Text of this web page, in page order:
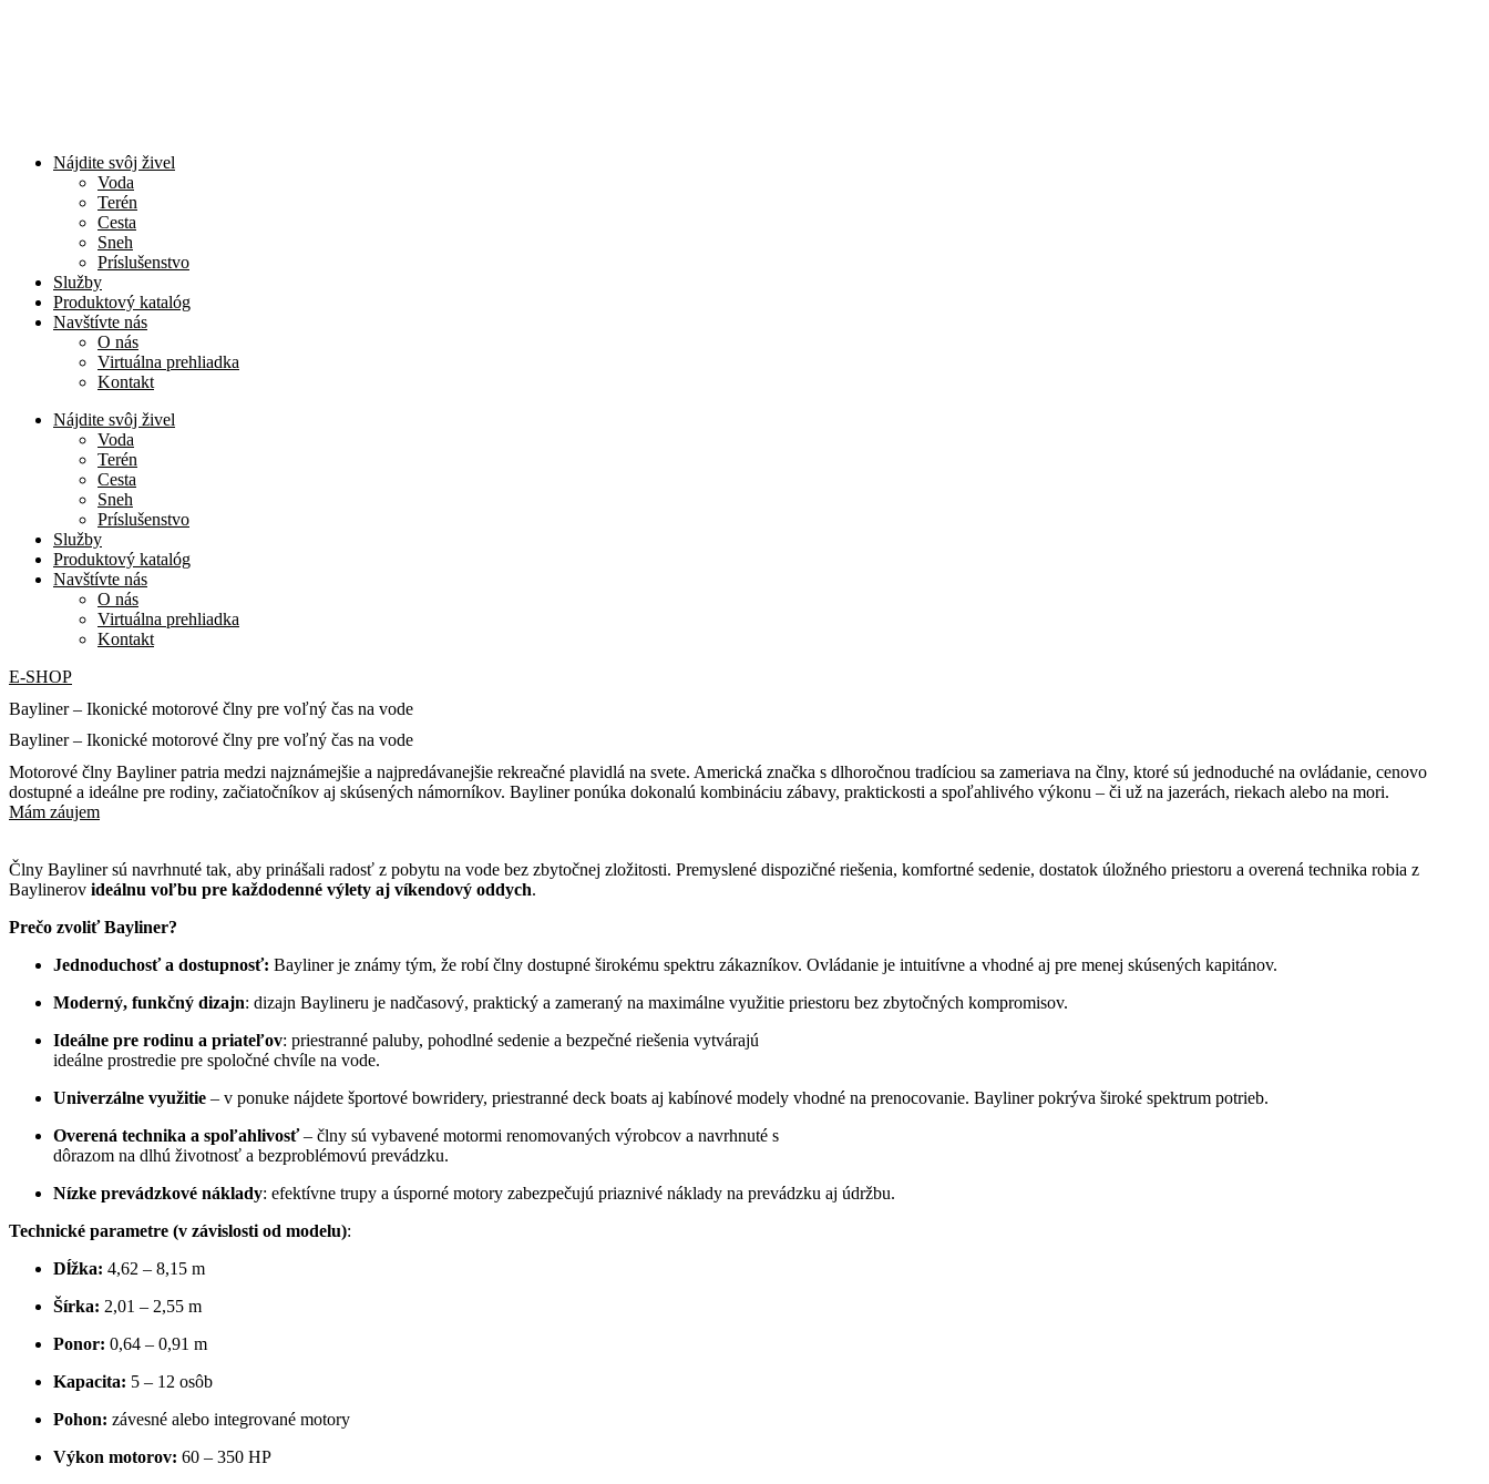
Nájdite svôj živel
Voda
Terén
Cesta
Sneh
Príslušenstvo
Služby
Produktový katalóg
Navštívte nás
O nás
Virtuálna prehliadka
Kontakt
Nájdite svôj živel
Voda
Terén
Cesta
Sneh
Príslušenstvo
Služby
Produktový katalóg
Navštívte nás
O nás
Virtuálna prehliadka
Kontakt
E-SHOP
Bayliner – Ikonické motorové člny pre voľný čas na vode
Bayliner – Ikonické motorové člny pre voľný čas na vode
Motorové člny Bayliner patria medzi najznámejšie a najpredávanejšie rekreačné plavidlá na svete. Americká značka s dlhoročnou tradíciou sa zameriava na člny, ktoré sú jednoduché na ovládanie, cenovo
dostupné a ideálne pre rodiny, začiatočníkov aj skúsených námorníkov. Bayliner ponúka dokonalú kombináciu zábavy, praktickosti a spoľahlivého výkonu – či už na jazerách, riekach alebo na mori.
Mám záujem
Člny Bayliner sú navrhnuté tak, aby prinášali radosť z pobytu na vode bez zbytočnej zložitosti. Premyslené dispozičné riešenia, komfortné sedenie, dostatok úložného priestoru a overená technika robia z
Baylinerov ideálnu voľbu pre každodenné výlety aj víkendový oddych.
Prečo zvoliť Bayliner?
Jednoduchosť a dostupnosť: Bayliner je známy tým, že robí člny dostupné širokému spektru zákazníkov. Ovládanie je intuitívne a vhodné aj pre menej skúsených kapitánov.
Moderný, funkčný dizajn: dizajn Baylineru je nadčasový, praktický a zameraný na maximálne využitie priestoru bez zbytočných kompromisov.
Ideálne pre rodinu a priateľov: priestranné paluby, pohodlné sedenie a bezpečné riešenia vytvárajú
ideálne prostredie pre spoločné chvíle na vode.
Univerzálne využitie – v ponuke nájdete športové bowridery, priestranné deck boats aj kabínové modely vhodné na prenocovanie. Bayliner pokrýva široké spektrum potrieb.
Overená technika a spoľahlivosť– člny sú vybavené motormi renomovaných výrobcov a navrhnuté s
dôrazom na dlhú životnosť a bezproblémovú prevádzku.
Nízke prevádzkové náklady: efektívne trupy a úsporné motory zabezpečujú priaznivé náklady na prevádzku aj údržbu.
Technické parametre (v závislosti od modelu):
Dĺžka: 4,62 – 8,15 m
Šírka: 2,01 – 2,55 m
Ponor: 0,64 – 0,91 m
Kapacita: 5 – 12 osôb
Pohon: závesné alebo integrované motory
Výkon motorov: 60 – 350 HP